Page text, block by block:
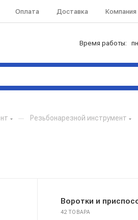
Оплата Доставка Компания
Время работы:
— Резьбонарезной инструмент
Воротки и
42 ТОВАРА